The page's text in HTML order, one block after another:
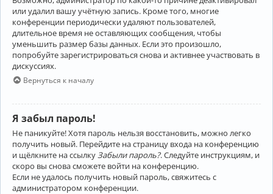
или удалил вашу учётную запись. Кроме того, многие
конференции периодически удаляют пользователей,
длительное время не оставляющих сообщения, чтобы
уменьшить размер базы данных. Если это произошло,
попробуйте зарегистрироваться снова и активнее участвовать в
дискуссиях.
Вернуться к началу
Я забыл пароль!
Не паникуйте! Хотя пароль нельзя восстановить, можно легко
получить новый. Перейдите на страницу входа на конференцию
и щёлкните на ссылку Забыли пароль?. Следуйте инструкциям, и
скоро вы снова сможете войти на конференцию.
Если не удалось получить новый пароль, свяжитесь с
администратором конференции.